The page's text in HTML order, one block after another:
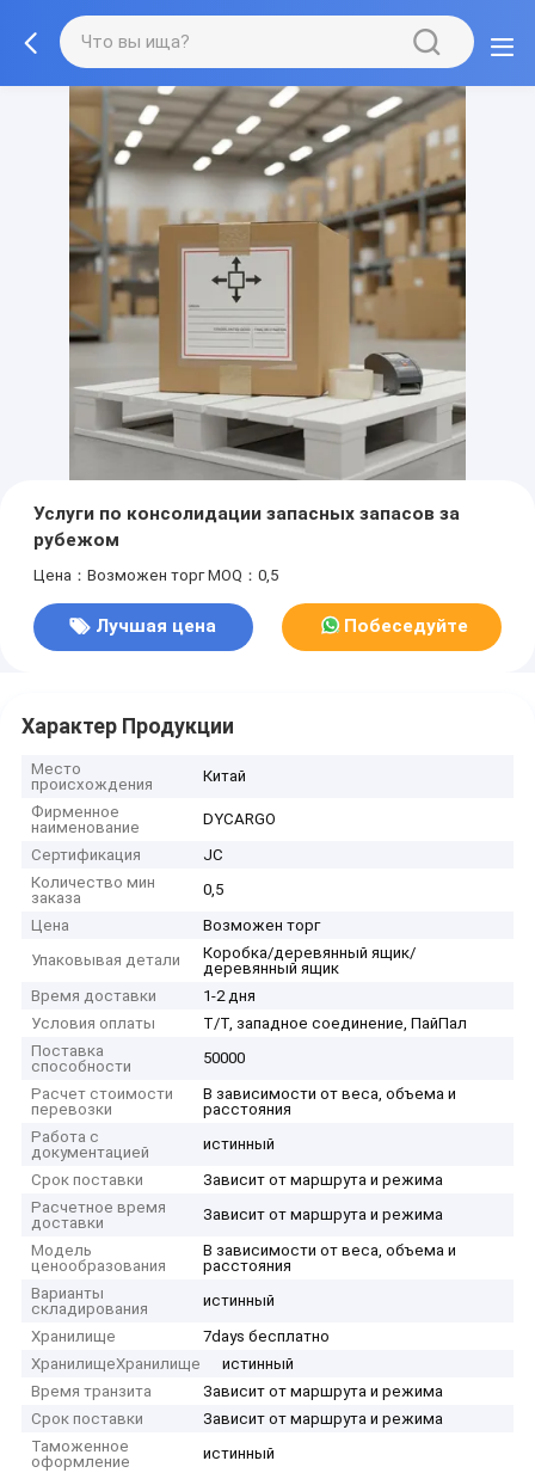
Услуги по консолидации запасных запасов за
рубежом
Цена：Возможен торг MOQ：0,5
Лучшая цена Побеседуйте
Характер Продукции
Место
происхождения
Китай
Фирменное
наименование
DYCARGO
Сертификация
JC
Количество мин
заказа
0,5
Цена
Возможен торг
Упаковывая детали
Коробка/деревянный ящик/
деревянный ящик
Время доставки
1-2 дня
Условия оплаты
Т/Т, западное соединение, ПайПал
Поставка
способности
50000
Расчет стоимости
перевозки
В зависимости от веса, объема и
расстояния
Работа с
документацией
истинный
Срок поставки
Зависит от маршрута и режима
Расчетное время
доставки
Зависит от маршрута и режима
Модель
ценообразования
В зависимости от веса, объема и
расстояния
Варианты
складирования
истинный
Хранилище
7days бесплатно
ХранилищеХранилище
истинный
Время транзита
Зависит от маршрута и режима
Срок поставки
Зависит от маршрута и режима
Таможенное
оформление
истинный